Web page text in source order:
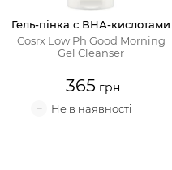
Гель-пінка с ВНА-кислотами
Cosrx Low Ph Good Morning
Gel Cleanser
365